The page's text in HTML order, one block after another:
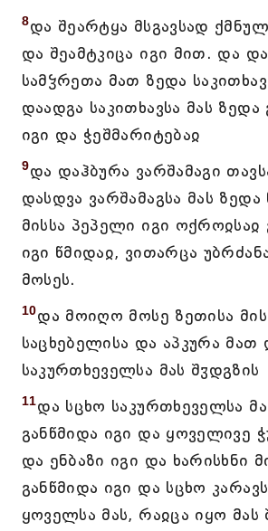
8და შეარტყა მსგავსად
და შეამტკიცა იგი მით. და
სამჴრეთა მათ ზედა
დაადგა საკითხავსა მას ზედა
იგი და ჭეშმარიტებაჲ
9და დაჰბურა ვარშამაგი
დასდვა ვარშამაგსა მას ზედა
მისსა პეპელი იგი
იგი წმიდაჲ, ვითარცა
მოსეს.
10და მოიღო მოსე ზეთისა
საცხებელისა და აპკურა მათ
საკურთხეველსა მას შჳდგზის
11და სცხო საკურთხეველსა
განწმიდა იგი და ყოველივე
და ენბაზი იგი და ხარისხნი
განწმიდა იგი და სცხო
ყოველსა მას, რაჲცა იყო მას